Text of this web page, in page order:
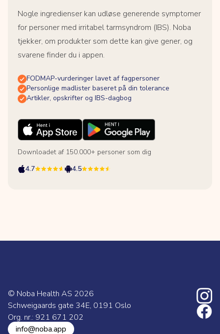
Nogle ingredienser kan udløse generende symptomer
for personer med irritabel tarmsyndrom (IBS). Noba
tjekker, om produkter som dette kan give gener, og
svarene finder du i appen.
FODMAP-vurderinger lavet af fagpersoner
Personlige madlister baseret på din tolerance
Artikler, opskrifter og IBS-dagbog
Downloadet af 150.000+ personer som dig
4.7
4.5
© Noba Health AS 2026
Schweigaards gate 34E, 0191 Oslo
Org. nr.: 921 671 202
info@noba.app